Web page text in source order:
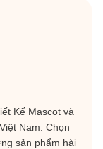
Kế Mascot và
Nam. Chọn
sản phẩm hài